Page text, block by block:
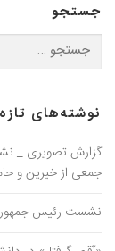
جستجو
نوشته‌های تازه
گزارش تصویری _
جمعی از خیرین و
نشست رئیس جمهور و